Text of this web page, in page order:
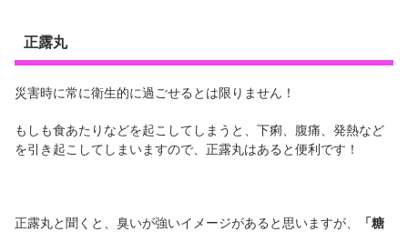
正露丸
災害時に常に衛生的に過ごせるとは限りません！
もしも食あたりなどを起こしてしまうと、下痢、腹痛、発熱など
を引き起こしてしまいますので、正露丸はあると便利です！
正露丸と聞くと、臭いが強いイメージがあると思いますが、
「糖